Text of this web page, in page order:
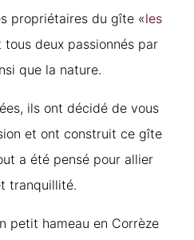
propriétaires du gîte «les
tous deux passionnés par
que la nature.
ils ont décidé de vous
et ont construit ce gîte
a été pensé pour allier
tranquillité.
petit hameau en Corrèze